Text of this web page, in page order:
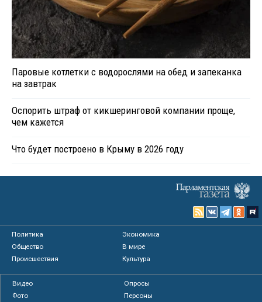
Паровые котлетки с водорослями на обед и запеканка
на завтрак
Оспорить штраф от кикшеринговой компании проще,
чем кажется
Что будет построено в Крыму в 2026 году
Политика
Экономика
Общество
В мире
Происшествия
Культура
Видео
Опросы
Фото
Персоны